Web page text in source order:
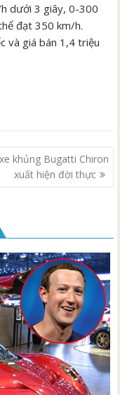
dưới 3 giây, 0-300
đạt 350 km/h.
và giá bán 1,4 triệu
khủng Bugatti Chiron
xuất hiện đời thực